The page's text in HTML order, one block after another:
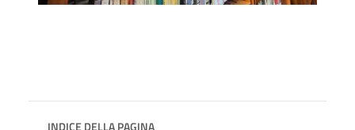
INDICE DELLA PAGINA